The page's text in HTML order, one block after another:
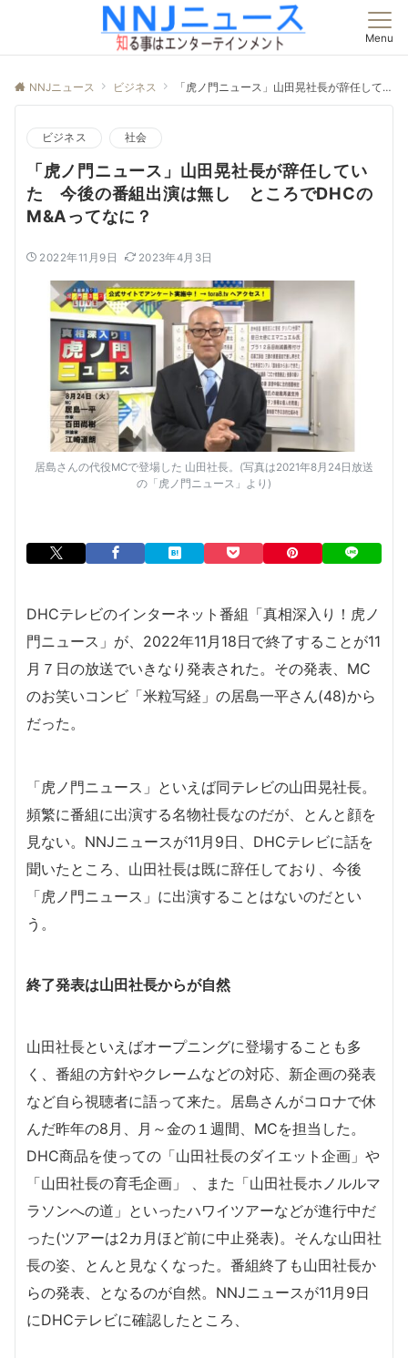
Menu
NNJニュース ビジネス 「虎ノ門ニュース」山田晃社長が辞任していた 今後の番組出演は無し ところでDHCのM&Aってなに？
ビジネス 社会
「虎ノ門ニュース」山田晃社長が辞任してい
た 今後の番組出演は無し ところでDHCの
M&Aってなに？
2022年11月9日 2023年4月3日
居島さんの代役MCで登場した 山田社長。(写真は2021年8月24日放送
の「虎ノ門ニュース」より)
DHCテレビのインターネット番組「真相深入り！虎ノ
門ニュース」が、2022年11月18日で終了することが11
月７日の放送でいきなり発表された。その発表、MC
のお笑いコンビ「米粒写経」の居島一平さん(48)から
だった。
「虎ノ門ニュース」といえば同テレビの山田晃社長。
頻繁に番組に出演する名物社長なのだが、とんと顔を
見ない。NNJニュースが11月9日、DHCテレビに話を
聞いたところ、山田社長は既に辞任しており、今後
「虎ノ門ニュース」に出演することはないのだとい
う。
終了発表は山田社長からが自然
山田社長といえばオープニングに登場することも多
く、番組の方針やクレームなどの対応、新企画の発表
など自ら視聴者に語って来た。居島さんがコロナで休
んだ昨年の8月、月～金の１週間、MCを担当した。
DHC商品を使っての「山田社長のダイエット企画」や
「山田社長の育毛企画」 、また「山田社長ホノルルマ
ラソンへの道」といったハワイツアーなどが進行中だ
った(ツアーは2カ月ほど前に中止発表)。そんな山田社
長の姿、とんと見なくなった。番組終了も山田社長か
らの発表、となるのが自然。NNJニュースが11月9日
にDHCテレビに確認したところ、